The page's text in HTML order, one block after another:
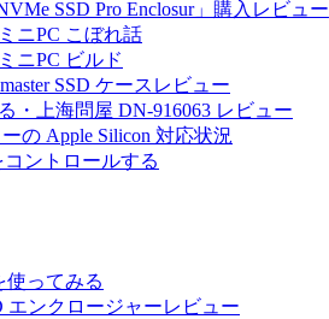
SSD Pro Enclosur」購入レビュー
ニPC こぼれ話
ニPC ビルド
SSD ケースレビュー
・上海問屋 DN-916063 レビュー
の Apple Silicon 対応状況
コントロールする
使ってみる
エンクロージャーレビュー